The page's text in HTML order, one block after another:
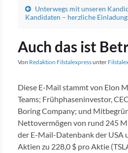
Unterwegs mit unseren
Kandidaten – herzliche Einladung
Auch das ist
Von Redaktion Filstalexpressunter
Diese E-Mail stammt von Elon
Teams; Frühphaseninvestor,
Boring Company; und
Nettovermögen von rund 245
der E-Mail-Datenbank der USA
Aktien zu 228,0 $ pro Aktie